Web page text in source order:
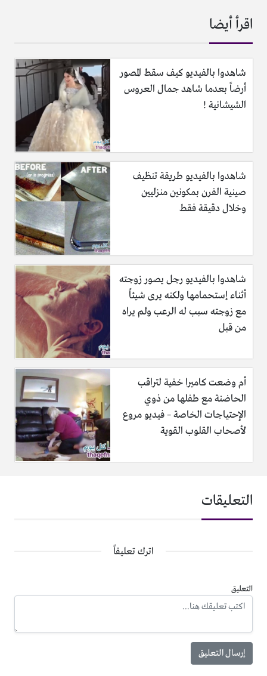
اقرأ أيضا
شاهدوا بالفيديو كيف سقط المصور
أرضاً بعدما شاهد جمال العروس
الشيشانية !
شاهدوا بالفيديو طريقة تنظيف
صينية الفرن بمكونين منزليين
وخلال دقيقة فقط
شاهدوا بالفيديو رجل يصور زوجته
أثناء إستحمامها ولكنه يرى شيئاً
مع زوجته سبب له الرعب ولم يراه
من قبل
أم وضعت كاميرا خفية لتراقب
الحاضنة مع طفلها من ذوي
الإحتياجات الخاصة – فيديو مروع
لأصحاب القلوب القوية
التعليقات
اترك تعليقاً
التعليق